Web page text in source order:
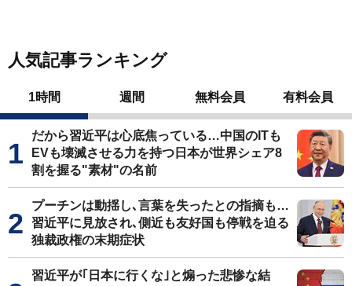
人気記事ランキング
1時間 週間 無料会員 有料会員
だから習近平は心底焦っている…中国のITも
EVも壊滅させる力を持つ日本が世界シェア8
割を握る"素材"の名前
プーチンは動揺し､言葉を失ったとの指摘も…
習近平に見放され､側近も友好国も停戦を迫る
独裁政権の末期症状
習近平が｢日本に行くな｣と煽った悲惨な結